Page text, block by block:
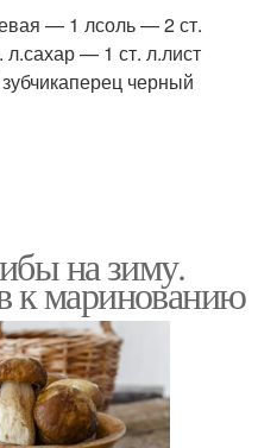
— 1 лсоль — 2 ст.
— 1 ст. л.лист
черный
на зиму.
к маринованию